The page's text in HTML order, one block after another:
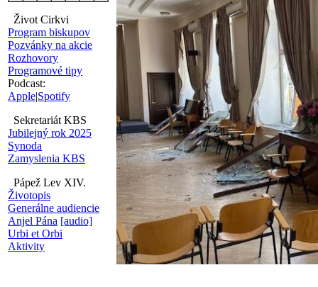
Život Cirkvi
Program biskupov
Pozvánky na akcie
Rozhovory
Programové tipy
Podcast:
Apple|Spotify
Sekretariát KBS
Jubilejný rok 2025
Synoda
Zamyslenia KBS
Pápež Lev XIV.
Životopis
Generálne audiencie
Anjel Pána [audio]
Urbi et Orbi
Aktivity